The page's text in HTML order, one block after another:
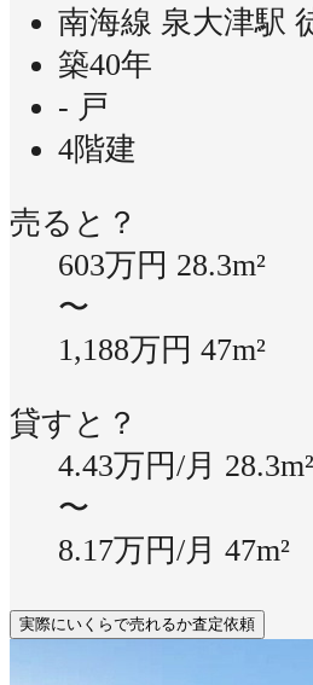
南海線 泉大津駅
築40年
- 戸
4階建
売ると？
603万円 28.3m²
〜
1,188万円 47m²
貸すと？
4.43万円/月 28.3m²
〜
8.17万円/月 47m²
実際にいくらで売れるか査定依頼